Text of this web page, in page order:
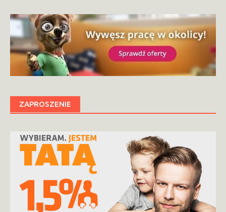
ZAPROSZENIE